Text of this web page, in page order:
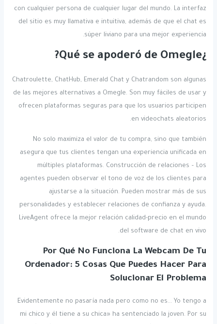
con cualquier persona de cualquier lugar del mundo. La interfaz
del sitio es muy llamativa e intuitiva, además de que el chat es
súper liviano para una mejor experiencia.
¿Qué se apoderó de Omegle?
Chatroulette, ChatHub, Emerald Chat y Chatrandom son algunas
de las mejores alternativas a Omegle. Son muy fáciles de usar y
ofrecen plataformas seguras para que los usuarios participen
en videochats aleatorios.
No solo maximiza el valor de tu compra, sino que también
asegura que tus clientes tengan una experiencia unificada en
múltiples plataformas. Construcción de relaciones – Los
agentes pueden observar el tono de voz de los clientes para
ajustarse a la situación. Pueden mostrar más de sus
personalidades y establecer relaciones de confianza y ayuda.
LiveAgent ofrece la mejor relación calidad-precio en el mundo
del software de chat en vivo.
Por Qué No Funciona La Webcam De Tu
Ordenador: 5 Cosas Que Puedes Hacer Para
Solucionar El Problema
Evidentemente no pasaría nada pero como no es… Yo tengo a
mi chico y él tiene a su chica» ha sentenciado la joven. Por su